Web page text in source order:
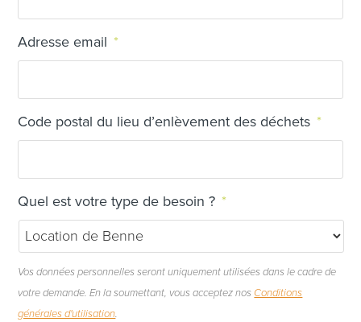
Adresse email *
Code postal du lieu d’enlèvement des déchets *
Quel est votre type de besoin ? *
Vos données personnelles seront uniquement utilisées dans le cadre de
votre demande. En la soumettant, vous acceptez nos Conditions
générales d'utilisation.